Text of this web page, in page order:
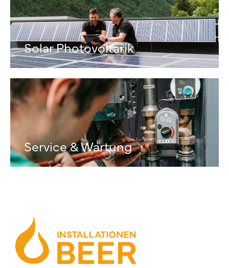
Solar Photovoltarik
Service & Wartung